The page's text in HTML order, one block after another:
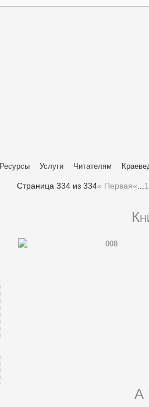
Ресурсы Услуги Читателям
Страница 334 из 334« Первая«
А